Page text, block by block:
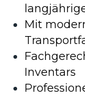
Mit
Inventars